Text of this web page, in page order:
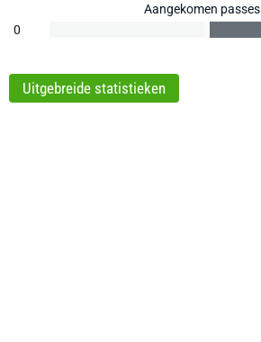
Aangekomen passes
0
Uitgebreide statistieken